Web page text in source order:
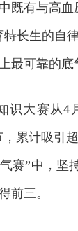
既有与高
特长生的
最可靠的底
识大赛从4
累计吸引
赛”中，
前三。